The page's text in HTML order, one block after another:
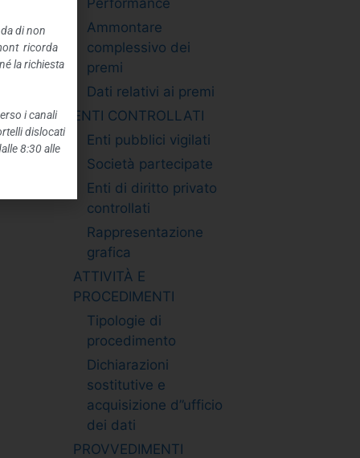
Ammontare
complessivo dei
premi
Dati relativi ai premi
ENTI CONTROLLATI
Enti pubblici vigilati
Società partecipate
Enti di diritto privato
controllati
Rappresentazione
grafica
ATTIVITÀ E
PROCEDIMENTI
Tipologie di
procedimento
Dichiarazioni
sostitutive e
acquisizione d”ufficio
dei dati
PROVVEDIMENTI
di non
ricorda
la richiesta
i canali
dislocati
8:30 alle